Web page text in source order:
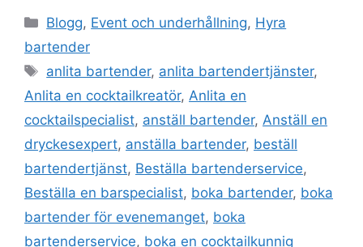
c
e
b
o
o
k
itt
er
ai k
dI
n
at
A
p
p
er er
st
Blogg, Event och underhållning, Hyra
bartender
anlita bartender, anlita bartendertjänster,
Anlita en cocktailkreatör, Anlita en
cocktailspecialist, anställ bartender, Anställ en
dryckesexpert, anställa bartender, beställ
bartendertjänst, Beställa bartenderservice,
Beställa en barspecialist, boka bartender, boka
bartender för evenemanget, boka
bartenderservice, boka en cocktailkunnig